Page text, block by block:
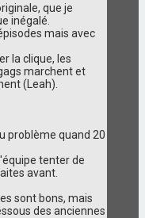
que je
inégalé.
mais avec
la clique, les
marchent et
(Leah).
problème quand 20
tenter de
avant.
sont bons, mais
des anciennes